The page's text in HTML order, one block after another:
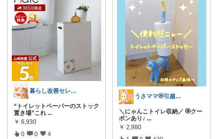
暮らし改善セレクト ケイ
“トイレットペーパーのストック
置き場”これ ...
￥ 6,930
0 0 4
うさママ🏵️引越ギフト&ごみ箱＆収納
＼にゃんこトイレ収納／ 🏵️クー
ポンあり♪ ...
￥ 2,980